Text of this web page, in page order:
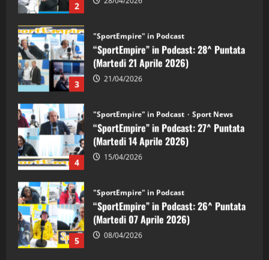
3 21/04/2026
4
"SportEmpire" in Podcast
15/04/2026
5
"SportEmpire" in Podcast
08/04/2026
"SportEmpire" in Podcast